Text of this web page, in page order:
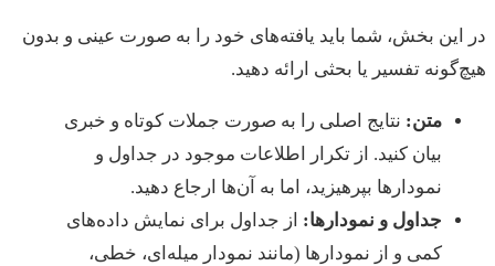
بخش، شما باید یافته‌های خود را به صورت عینی و بدون
تفسیر یا بحثی ارائه دهید.
متن:نتایج اصلی را به صورت جملات کوتاه و خبری
بیان کنید. از تکرار اطلاعات موجود در جداول و
نمودارها بپرهیزید، اما به آن‌ها ارجاع دهید.
جداول و نمودارها: از جداول برای نمایش داده‌های
کمی و از نمودارها (مانند نمودار میله‌ای، خطی،